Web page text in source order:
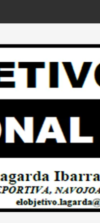
AUTOMÓVIL DODGE
Regional”.